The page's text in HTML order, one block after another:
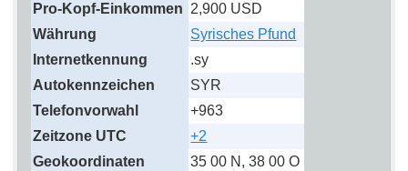
Pro-Kopf-Einkommen 2,900 USD
Währung
Syrisches Pfund
Internetkennung
.sy
Autokennzeichen
SYR
Telefonvorwahl
+963
Zeitzone UTC
+2
Geokoordinaten
35 00 N, 38 00 O